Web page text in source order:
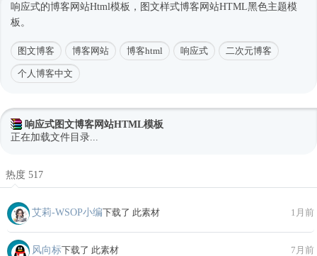
响应式的博客网站Html模板 ，图文样式博客网站HTML黑色主题模
板。
图文博客 博客网站 博客html 响应式 二次元博客
个人博客中文
响应式图文博客网站HTML模板
正在加载文件目录...
热度 517
艾莉-WSOP小编下载了 此素材 1月前
风向标下载了 此素材 7月前